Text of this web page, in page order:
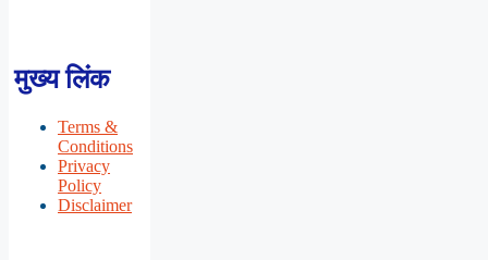
मुख्य लिंक
Terms &
Conditions
Privacy
Policy
Disclaimer